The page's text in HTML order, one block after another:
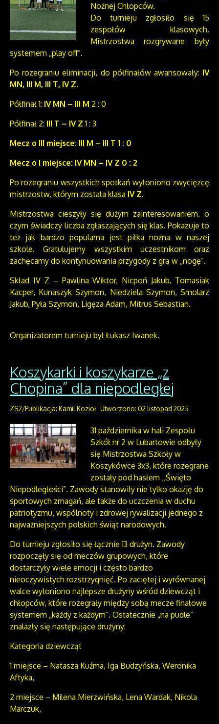
Nożnej Chłopców.
Do turnieju zgłosiło się 15
zespołów klasowych.
Mistrzostwa rozgrywane były
systemem „play off”.
Po rozegraniu eliminacji, do półfinałów awansowały: IV
MN, III M, III T, IV Z.
Półfinał 1: IV MN – III M 2 : 0
Półfinał 2: III T – IV Z 1 : 3
Mecz o III miejsce: III M – III T 1 : 0
Mecz o I miejsce: IV MN – IV Z 0 : 2
Po rozegraniu wszystkich spotkań wyłoniono zwycięzcę
mistrzostw, którym została klasa IV Z.
Mistrzostwa cieszyły się dużym zainteresowaniem, o
czym świadczy liczba zgłaszających się klas. Pokazuje to
też jak bardzo popularna jest piłka nożna w naszej
szkole. Gratulujemy wszystkim uczestnikom oraz
zachęcamy do kontynuowania przygody z grą w „nogę”.
Skład IV Z – Pawlina Wiktor, Nicpoń Jakub, Tomasiak
Kacper, Kunaszyk Szymon, Niedziela Szymon, Smolarz
Jakub, Pyła Szymon, Ligęza Adam, Mitrus Sebastian.
Organizatorem turnieju był Łukasz Iwanek.
Koszykarki i koszykarze „z
Chopina” dla niepodległej
ZS2/Publikacja: Kamil Kozioł Utworzono: 02 listopad 2025
31 października w hali Zespołu
Szkół nr 2 w Lubartowie odbyły
się Mistrzostwa Szkoły w
Koszykówce 3x3, które rozegrane
zostały pod hasłem ,,Święto
Niepodległości”. Zawody stanowiły nie tylko okazję do
sportowych zmagań, ale także do uczczenia w duchu
patriotyzmu, wspólnoty i zdrowej rywalizacji jednego z
najważniejszych polskich świąt narodowych.
Do turnieju zgłosiło się łącznie 13 drużyn. Zawody
rozpoczęły się od meczów grupowych, które
dostarczyły wiele emocji i często bardzo
nieoczywistych rozstrzygnięć. Po zaciętej i wyrównanej
walce wyłoniono najlepsze drużyny wśród dziewcząt i
chłopców, które rozegrały między sobą mecze finałowe
systemem „każdy z każdym”. Ostatecznie „na pudle”
znalazły się następujące drużyny:
Kategoria dziewcząt
1 miejsce – Natasza Kuźma, Iga Budzyńska, Weronika
Aftyka,
2 miejsce – Milena Mierzwińska, Lena Wardak, Nikola
Marczuk,